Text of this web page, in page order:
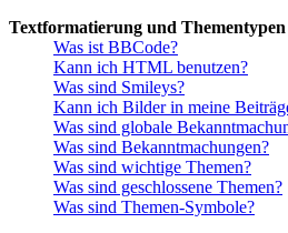
Textformatierung und Thementypen
Was ist BBCode?
Kann ich HTML benutzen?
Was sind Smileys?
Kann ich Bilder in meine
Was sind globale
Was sind Bekanntmachungen?
Was sind wichtige Themen?
Was sind geschlossene Themen?
Was sind Themen-Symbole?